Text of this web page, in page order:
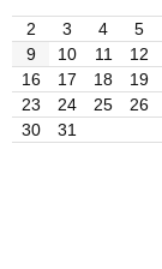
2
3 4 5
9
10 11 12
16
17 18 19
23
24 25 26
30
31